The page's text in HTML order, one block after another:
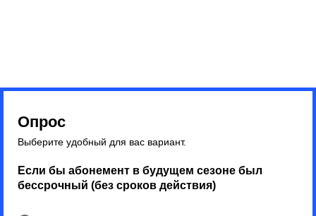
Опрос
Выберите удобный для вас вариант.
Если бы абонемент в будущем сезоне был
бессрочный (без сроков действия)